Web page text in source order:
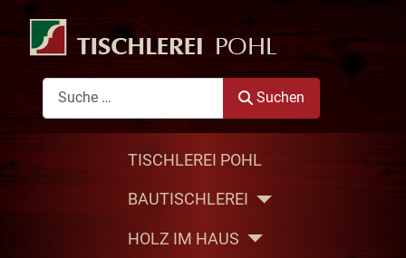
Suchen
Suchen
TISCHLEREI POHL
BAUTISCHLEREI
HOLZ IM HAUS